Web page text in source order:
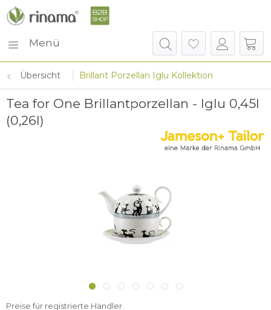
Menü
Übersicht Brillant Porzellan Iglu Kollektion
Tea for One Brillantporzellan - Iglu 0,45l
(0,26l)
Preise für registrierte Händler